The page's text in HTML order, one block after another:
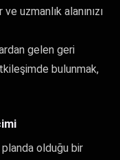
uzmanlık alanınızı
gelen geri
bulunmak,
olduğu bir